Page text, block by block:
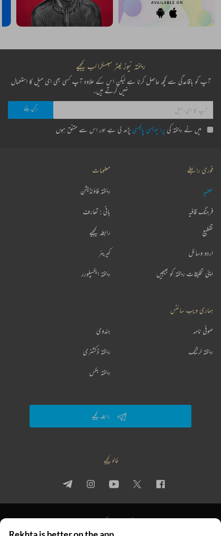
ریختہ نیوز لیٹر سبسکرائب کیجیے
آپ کو باقاعدگی سے کچھ حاصل کرنا ہے لیکن اس کے علاوہ آپ کسی بھی ای میل کا استعمال
نہیں کرتے ہیں۔
میں نے ریختہ کی پرائیویسی پالیسی پڑھ لی ہے اور اس سے متفق ہوں
فوری رابطے
عطیہ
فرہنگ قافیہ
تقطیع
اردو وسائل
اپنی تخلیقات ریختہ کو بھیجیں
معلومات
ریختہ فاؤنڈیشن
بانی : تعارف
رابطہ کیجیے
کیریئر
ریختہ ایکسپلورر
ہماری ویب سائٹس
ہندوی صوفی نامہ
ریختہ ڈکشنری ریختہ لرننگ
ریختہ بکس
رابطہ کیجیے
فالو کیجیے